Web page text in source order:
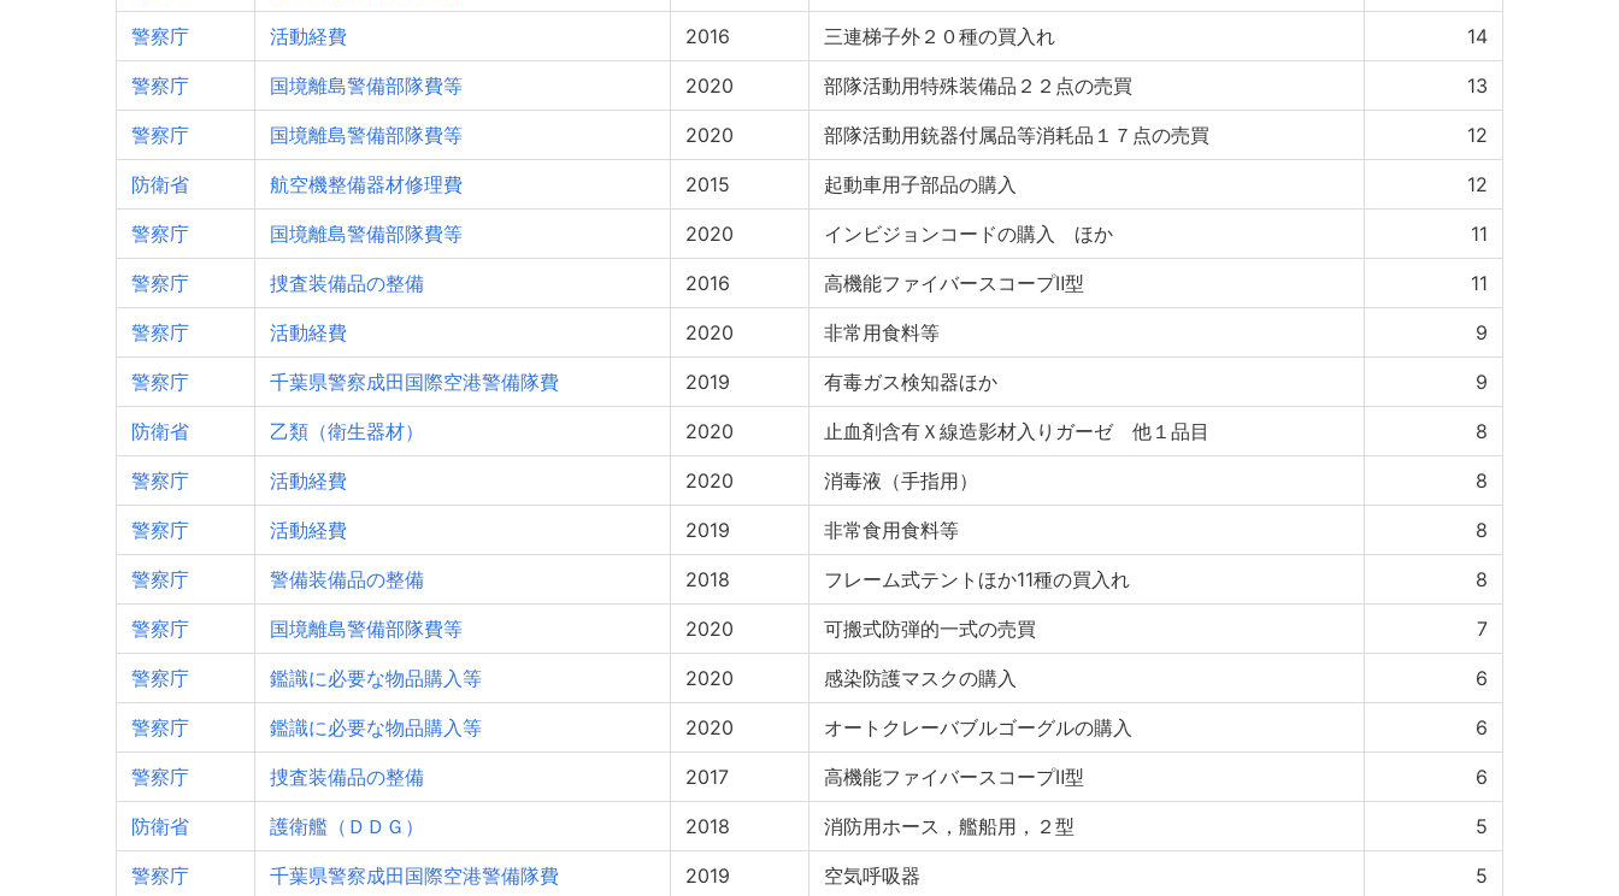
警察庁 活動経費 2016 三連梯子外２０種の買入れ 14
警察庁 国境離島警備部隊費等 2020 部隊活動用特殊装備品２２点の売買 13
警察庁 国境離島警備部隊費等 2020 部隊活動用銃器付属品等消耗品１７点の売買 12
防衛省 航空機整備器材修理費 2015 起動車用子部品の購入 12
警察庁 国境離島警備部隊費等 2020 インビジョンコードの購入 ほか 11
警察庁 捜査装備品の整備 2016 高機能ファイバースコープⅡ型 11
警察庁 活動経費 2020 非常用食料等 9
警察庁 千葉県警察成田国際空港警備隊費 2019 有毒ガス検知器ほか 9
防衛省 乙類（衛生器材） 2020 止血剤含有Ｘ線造影材入りガーゼ 他１品目 8
警察庁 活動経費 2020 消毒液（手指用） 8
警察庁 活動経費 2019 非常食用食料等 8
警察庁 警備装備品の整備 2018 フレーム式テントほか11種の買入れ 8
警察庁 国境離島警備部隊費等 2020 可搬式防弾的一式の売買 7
警察庁 鑑識に必要な物品購入等 2020 感染防護マスクの購入 6
警察庁 鑑識に必要な物品購入等 2020 オートクレーバブルゴーグルの購入 6
警察庁 捜査装備品の整備 2017 高機能ファイバースコープⅡ型 6
防衛省 護衛艦（ＤＤＧ） 2018 消防用ホース，艦船用，２型 5
警察庁 千葉県警察成田国際空港警備隊費 2019 空気呼吸器 5